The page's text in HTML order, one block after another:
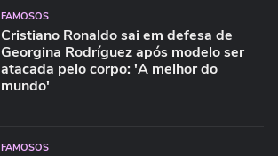
FAMOSOS
Cristiano Ronaldo sai em defesa de
Georgina Rodríguez após modelo ser
atacada pelo corpo: 'A melhor do
mundo'
FAMOSOS